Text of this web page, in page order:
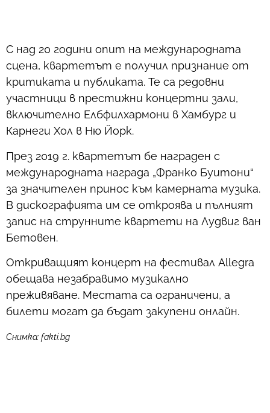
С над 20 години опит на международната
сцена, квартетът е получил признание от
критиката и публиката. Те са редовни
участници в престижни концертни зали,
включително Елбфилхармони в Хамбург и
Карнеги Хол в Ню Йорк.
През 2019 г. квартетът бе награден с
международната награда „Франко Буитони“
за значителен принос към камерната музика.
В дискографията им се откроява и пълният
запис на струнните квартети на Лудвиг ван
Бетовен.
Откриващият концерт на фестивал Allegra
обещава незабравимо музикално
преживяване. Местата са ограничени, а
билети могат да бъдат закупени онлайн.
Снимка: fakti.bg